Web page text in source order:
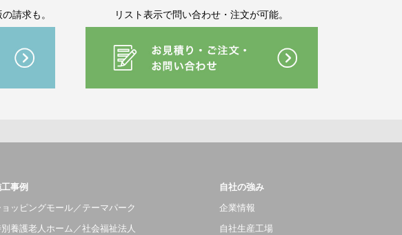
請求も。 リスト表示で問い合わせ・注文が可能。
事例
ョッピングモール／テーマパーク
養護老人ホーム／社会福祉法人
自社の強み
企業情報
自社生産工場